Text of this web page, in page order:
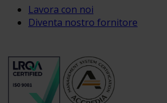
Lavora con noi
Diventa nostro fornitore